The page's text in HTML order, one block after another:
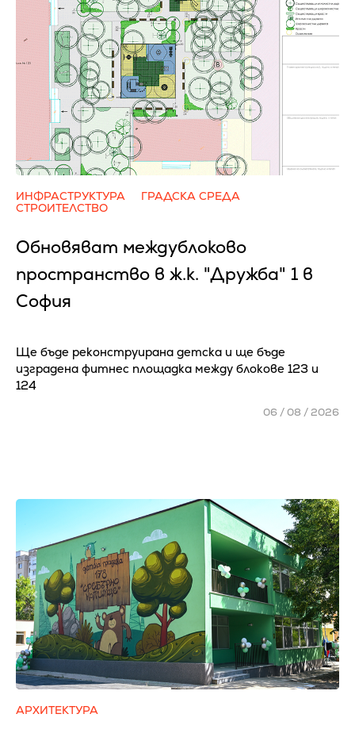
ИНФРАСТРУКТУРА
ГРАДСКА СРЕДА
СТРОИТЕЛСТВО
Обновяват междублоково
пространство в ж.к. "Дружба" 1 в
София
Ще бъде реконструирана детска и ще бъде
изградена фитнес площадка между блокове 123 и
124
06 / 08 / 2026
АРХИТЕКТУРА